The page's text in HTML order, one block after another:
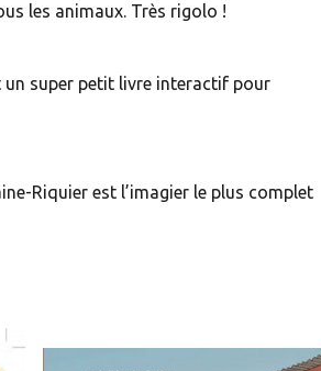
les animaux. Très rigolo !
super petit livre interactif pour
Riquier est l’imagier le plus complet